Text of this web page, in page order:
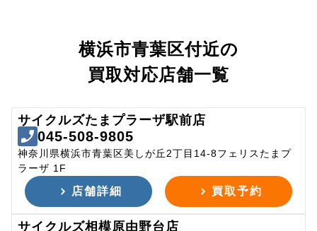
横浜市青葉区付近の
買取対応店舗一覧
サイクルズたまプラーザ駅前店
045-508-9805
神奈川県横浜市青葉区美しが丘2丁目14-8フェリスたまプ
ラーザ 1F
店舗詳細 買取予約
サイクルズ相模原由野台店